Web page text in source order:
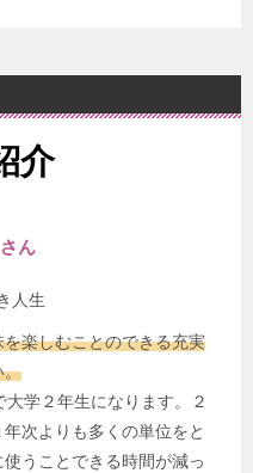
介
さん
楽しむことのできる充実
。
学２年生になります。２
次よりも多くの単位をと
うことできる時間が減っ